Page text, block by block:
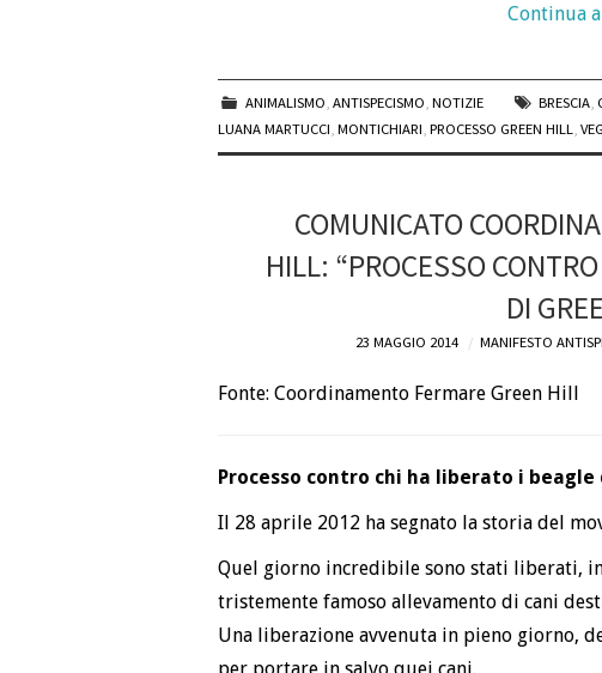
Continua
ANIMALISMO,ANTISPECISMO,NOTIZIE BRESCIA,
LUANA MARTUCCI, MONTICHIARI, PROCESSO GREEN HILL,
COMUNICATO
HILL: “PROCESSO
DI
23 MAGGIO 2014 MANIFESTO
Fonte: Coordinamento Fermare Green Hill
Processo contro chi ha liberato i beagle
Il 28 aprile 2012 ha segnato la storia del
Quel giorno incredibile sono stati liberati,
tristemente famoso allevamento di cani
Una liberazione avvenuta in pieno giorno,